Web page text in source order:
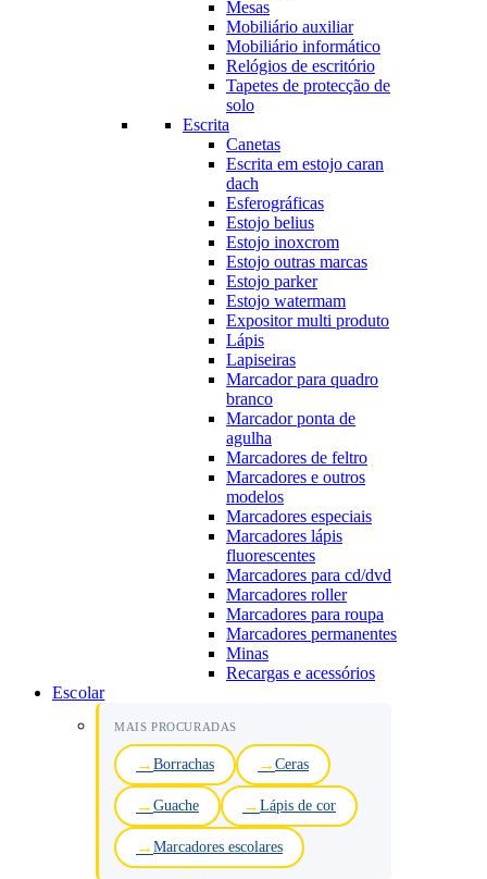
Mesas
Mobiliário auxiliar
Mobiliário informático
Relógios de escritório
Tapetes de protecção de
solo
Escrita
Canetas
Escrita em estojo caran
dach
Esferográficas
Estojo belius
Estojo inoxcrom
Estojo outras marcas
Estojo parker
Estojo watermam
Expositor multi produto
Lápis
Lapiseiras
Marcador para quadro
branco
Marcador ponta de
agulha
Marcadores de feltro
Marcadores e outros
modelos
Marcadores especiais
Marcadores lápis
fluorescentes
Marcadores para cd/dvd
Marcadores roller
Marcadores para roupa
Marcadores permanentes
Minas
Recargas e acessórios
Escolar
MAIS PROCURADAS
Borrachas Ceras
Guache Lápis de cor
Marcadores escolares